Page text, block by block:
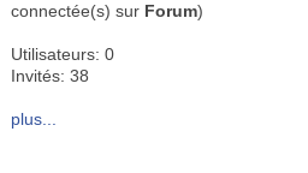
connectée(s) sur Forum)
Utilisateurs: 0
Invités: 38
plus...